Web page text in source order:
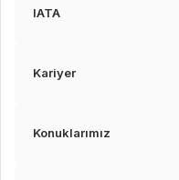
IATA
Kariyer
Konuklarımız